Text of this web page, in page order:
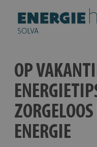
Skip
to
content
OP
ENERGIE